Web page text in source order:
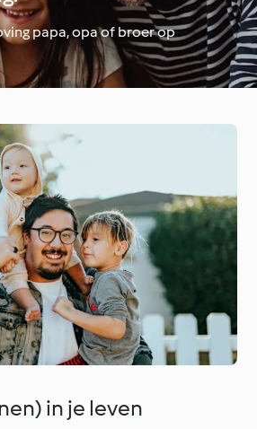
papa, opa of broer op
in je leven